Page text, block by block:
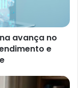
avança no
e